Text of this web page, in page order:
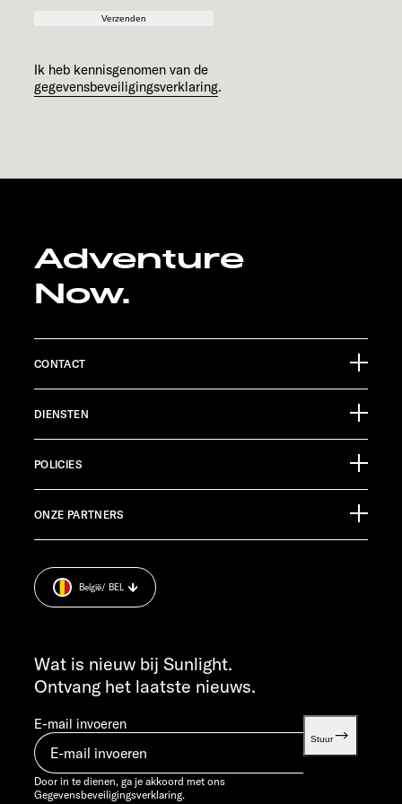
Verzenden
Ik heb kennisgenomen van de
gegevensbeveiligingsverklaring.
Adventure
Now.
CONTACT
Ölmühlestraße 6
88299 Leutkirch
Germany
KLANTENSERVICE
service@service.sunlight.de
MA T/M DO 7:30 - 12:00 UUR EN 13:00 - 16:00 UUR
VR 7:30 - 12:00 UUR
info@sunlight.de
DIENSTEN
Informatiemateriaal
POLICIES
Afdruk.
Cookie Consent
Informatie over het gewicht
ONZE PARTNERS
Wat is nieuw bij Sunlight.
Ontvang het laatste nieuws.
E-mail invoeren
Stuur
Door in te dienen, ga je akkoord met ons
Gegevensbeveiligingsverklaring.
België/ BEL